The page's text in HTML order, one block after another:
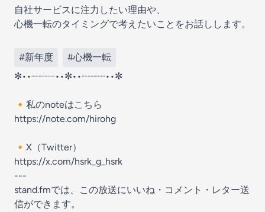
自社サービスに注力したい理由や、
心機一転のタイミングで考えたいことをお話しします。
#新年度
#心機一転
✼••┈┈┈┈••✼••┈┈┈┈••✼
🔸私のnoteはこちら
https://note.com/hirohg
🔸X（Twitter）
https://x.com/hsrk_g_hsrk
---
stand.fmでは、この放送にいいね・コメント・レター送
信ができます。